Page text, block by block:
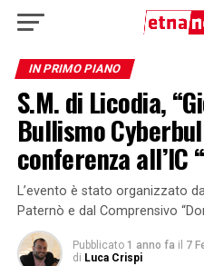
IN PRIMO PIANO
S.M. di Licodia,
Bullismo
conferenza all’IC
L’evento è stato organizzato
Paternò e dal Comprensivo
Pubblicato 1 anno fa il 7
di Luca Crispi